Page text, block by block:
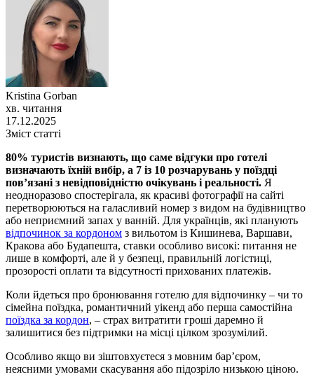
Kristina Gorban
хв. читання
17.12.2025
Зміст статті
80% туристів визнають, що саме відгуки про готелі
визначають їхній вибір, а 7 із 10 розчарувань у поїздці
пов’язані з невідповідністю очікувань і реальності. Я
неодноразово спостерігала, як красиві фотографії на сайті
перетворюються на галасливий номер з видом на будівництво
або неприємний запах у ванній. Для українців, які планують
відпочинок за кордоном з вильотом із Кишинева, Варшави,
Кракова або Будапешта, ставки особливо високі: питання не
лише в комфорті, але й у безпеці, правильній логістиці,
прозорості оплати та відсутності прихованих платежів.
Коли йдеться про бронювання готелю для відпочинку – чи то
сімейна поїздка, романтичний уікенд або перша самостійна
поїздка за кордон, – страх витратити гроші даремно й
залишитися без підтримки на місці цілком зрозумілий.
Особливо якщо ви зіштовхуєтеся з мовним бар’єром,
неясними умовами скасування або підозріло низькою ціною.